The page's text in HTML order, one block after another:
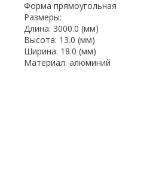
Форма прямоугольная
Размеры:
Длина: 3000.0 (мм)
Высота: 13.0 (мм)
Ширина: 18.0 (мм)
Материал: алюминий